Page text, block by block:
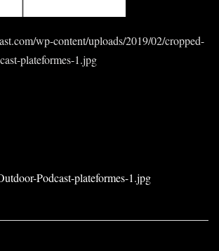
wp-content/uploads/2019/02/cropped-
plateformes-1.jpg
Podcast-plateformes-1.jpg